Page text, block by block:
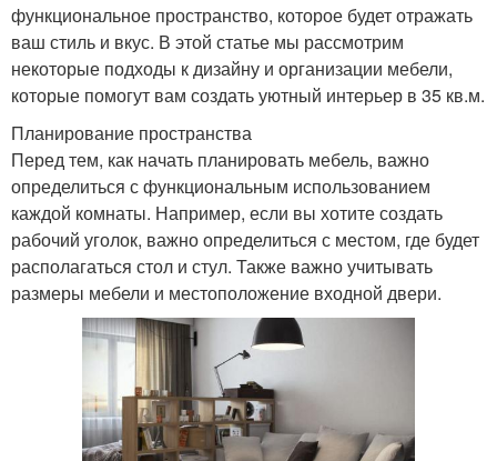
функциональное пространство, которое будет отражать
ваш стиль и вкус. В этой статье мы рассмотрим
некоторые подходы к дизайну и организации мебели,
которые помогут вам создать уютный интерьер в 35 кв.м.
Планирование пространства
Перед тем, как начать планировать мебель, важно
определиться с функциональным использованием
каждой комнаты. Например, если вы хотите создать
рабочий уголок, важно определиться с местом, где будет
располагаться стол и стул. Также важно учитывать
размеры мебели и местоположение входной двери.